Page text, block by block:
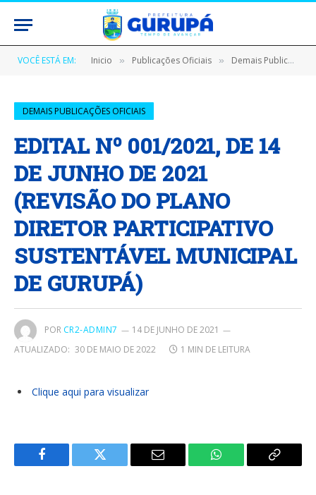
VOCÊ ESTÁ EM: Inicio » Publicações Oficiais » Demais Publicações Oficiais
DEMAIS PUBLICAÇÕES OFICIAIS
EDITAL Nº 001/2021, DE 14
DE JUNHO DE 2021
(REVISÃO DO PLANO
DIRETOR PARTICIPATIVO
SUSTENTÁVEL MUNICIPAL
DE GURUPÁ)
POR CR2-ADMIN7
14 DE JUNHO DE 2021
ATUALIZADO: 30 DE MAIO DE 2022 1 MIN DE LEITURA
Clique aqui para visualizar
Facebook Twitter
E-
WhatsApp Copiar